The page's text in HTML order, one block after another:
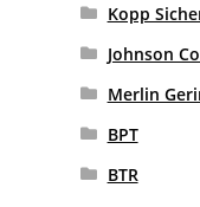
Kopp
Johnson
Merlin
BPT
BTR